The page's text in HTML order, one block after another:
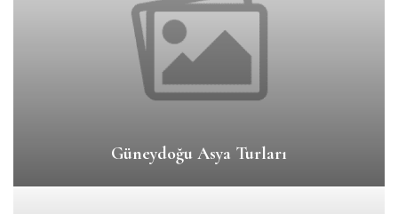
Güneydoğu Asya Turları